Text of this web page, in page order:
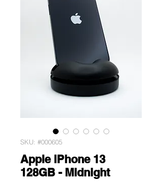
SKU: #000605
Apple iPhone 13
128GB - Midnight